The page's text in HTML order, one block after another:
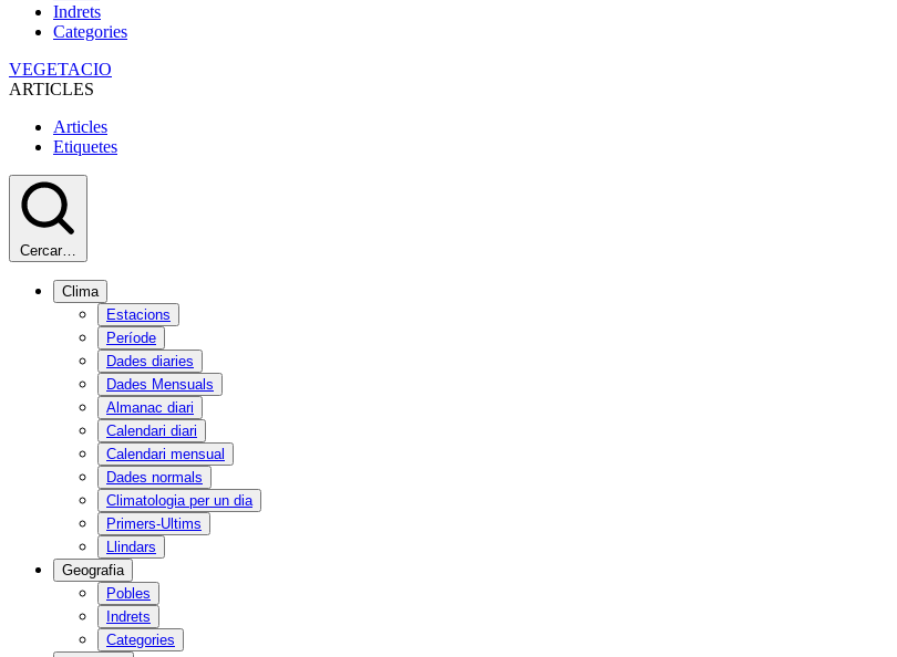
Indrets
Categories
VEGETACIO
ARTICLES
Articles
Etiquetes
Cercar…
Clima
Estacions
Període
Dades diaries
Dades Mensuals
Almanac diari
Calendari diari
Calendari mensual
Dades normals
Climatologia per un dia
Primers-Ultims
Llindars
Geografia
Pobles
Indrets
Categories